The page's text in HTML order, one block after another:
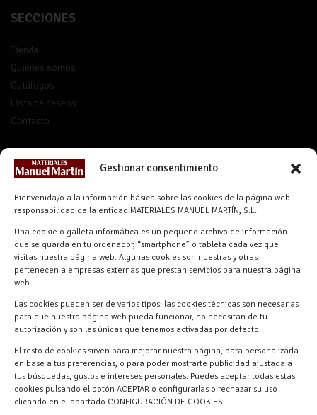
Gestionar consentimiento
Bienvenida/o a la información básica sobre las cookies de la página web
responsabilidad de la entidad:MATERIALES MANUEL MARTÍN, S.L.
Una cookie o galleta informática es un pequeño archivo de información
que se guarda en tu ordenador, “smartphone” o tableta cada vez que
visitas nuestra página web. Algunas cookies son nuestras y otras
pertenecen a empresas externas que prestan servicios para nuestra página
web.
Las cookies pueden ser de varios tipos: las cookies técnicas son necesarias
para que nuestra página web pueda funcionar, no necesitan de tu
autorización y son las únicas que tenemos activadas por defecto.
El resto de cookies sirven para mejorar nuestra página, para personalizarla
en base a tus preferencias, o para poder mostrarte publicidad ajustada a
tus búsquedas, gustos e intereses personales. Puedes aceptar todas estas
cookies pulsando el botón ACEPTAR o configurarlas o rechazar su uso
clicando en el apartado CONFIGURACIÓN DE COOKIES.
SECCIONES
Tienda
Quiénes somos
Catálogos
Lista de deseos
Contacto
CONTACTO
info@materialesmanuelmartin.com
618 59 79 72 (Solo WhatsApp)
Materiales Manuel Martín Ctra.
Turégano-Navas de Oro, 47, 40280
Navalmanzano, Segovia, ESPAÑA